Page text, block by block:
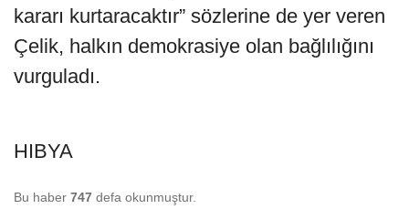
kararı kurtaracaktır” sözlerine de yer veren
Çelik, halkın demokrasiye olan bağlılığını
vurguladı.
HIBYA
Bu haber 747 defa okunmuştur.